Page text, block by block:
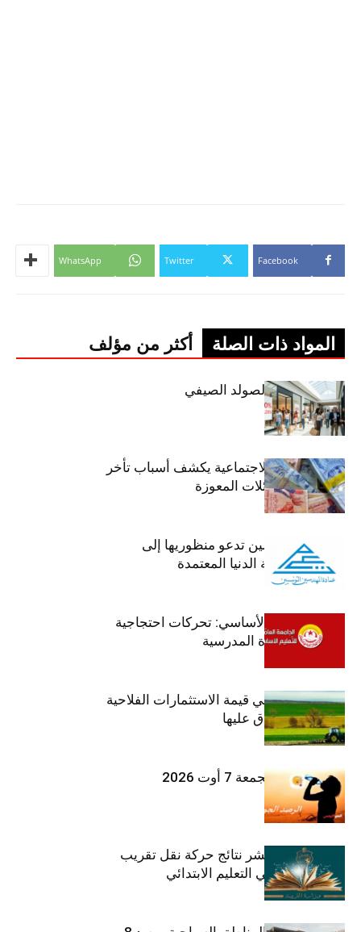
Facebook
Twitter
WhatsApp
المواد ذات الصلة أكثر من مؤلف
اليوم: إنطلاق الصولد الصيفي
وزير الشؤون الاجتماعية يكشف أسباب تأخر
صرف منح العائلات المعوزة
عمادة المهندسين تدعو منظوريها إلى
احترام التعريفة الدنيا المعتمدة
جامعة التعليم الأساسي: تحركات احتجاجية
تزامنا مع العودة المدرسية
ارتفاع بـ15% في قيمة الاستثمارات الفلاحية
الخاصة المصادق عليها
طقس اليوم الجمعة 7 أوت 2026
وزارة التربية تنشر نتائج حركة نقل تقريب
الأزواج لمدرّسي التعليم الابتدائي